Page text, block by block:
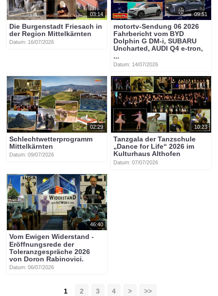
03:14
Die Burgenstadt Friesach in
der Region Mittelkärnten
Datum: 16/07/2026
09:51
motortv-Sendung 06 2026
Fahrbericht vom BYD
Dolphin G DM-i, SUBARU
Uncharted, AUDI Q4 e-tron,
...
Datum: 14/07/2026
02:29
Schlechtwetterprogramm
Mittelkärnten
Datum: 09/07/2026
10:23
Tanzgala der Tanzschule
„Dance for Life“ 2026 im
Kulturhaus Althofen
Datum: 07/07/2026
46:40
Vom Ewigen Widerstand -
Eröffnungsrede der
Toleranzgespräche 2026
von Doron Rabinovici.
Datum: 06/07/2026
1 2 3 4 > >>